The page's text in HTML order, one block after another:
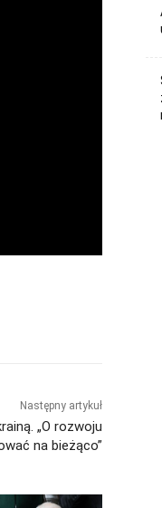
Następny artykuł
„O rozwoju
na bieżąco”